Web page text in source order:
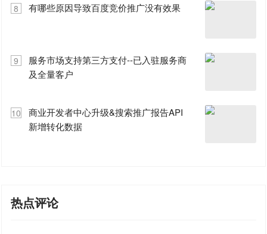
8 有哪些原因导致百度竞价推广没有效果
9
服务市场支持第三方支付--已入驻服务商
及全量客户
10
商业开发者中心升级&搜索推广报告API
新增转化数据
热点评论